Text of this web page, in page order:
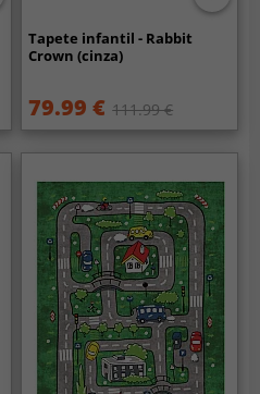
Tapete infantil - Rabbit
Crown (cinza)
79.99 € 111.99 €